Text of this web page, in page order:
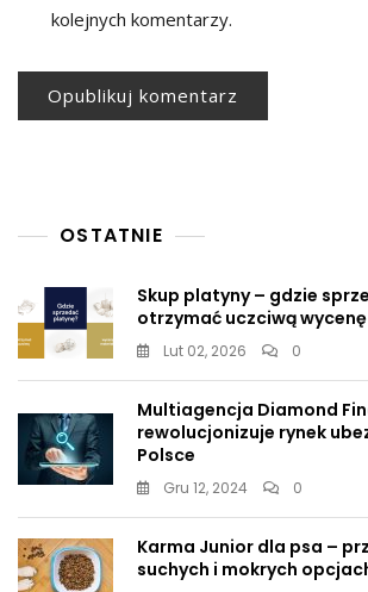
kolejnych komentarzy.
OSTATNIE
Skup platyny – gdzie
otrzymać uczciwą
Lut 02, 2026 0
Multiagencja Diamond
rewolucjonizuje rynek
Polsce
Gru 12, 2024 0
Karma Junior dla psa –
suchych i mokrych